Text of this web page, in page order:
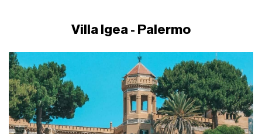
Villa Igea - Palermo